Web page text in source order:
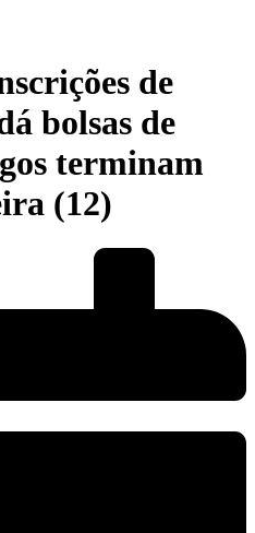
de
bolsas de
terminam
(12)